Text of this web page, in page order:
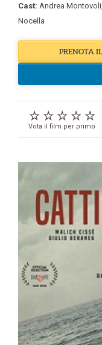
Cast: Andrea Montovoli
Nocella
PRENOTA
Vota il film per primo